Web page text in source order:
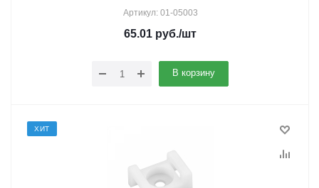
Артикул: 01-05003
65.01 руб./шт
В корзину
ХИТ